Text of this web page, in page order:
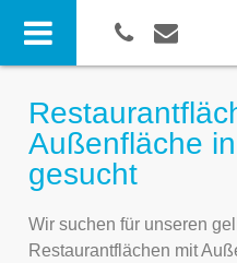
Außenfläche
gesucht
Wir suchen für unseren
Restaurantflächen mit